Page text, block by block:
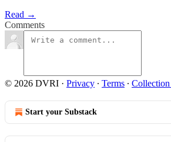
Read →
Comments
© 2026 DVRI · Privacy ∙ Terms ∙
Start your Substack